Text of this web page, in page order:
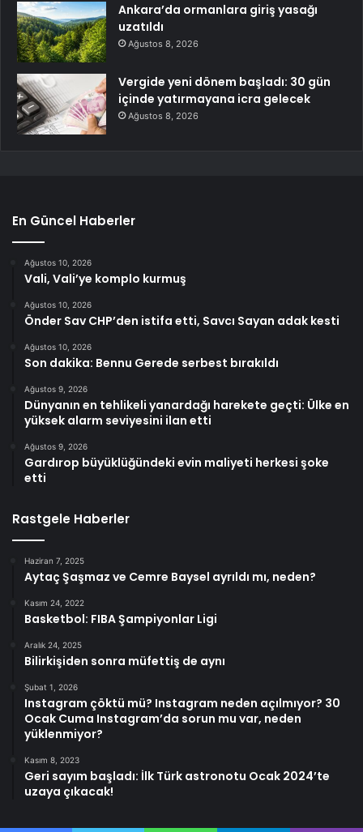
Ankara’da ormanlara giriş yasağı
uzatıldı
Ağustos 8, 2026
Vergide yeni dönem başladı: 30 gün
içinde yatırmayana icra gelecek
Ağustos 8, 2026
En Güncel Haberler
Ağustos 10, 2026
Vali, Vali’ye komplo kurmuş
Ağustos 10, 2026
Önder Sav CHP’den istifa etti, Savcı Sayan adak kesti
Ağustos 10, 2026
Son dakika: Bennu Gerede serbest bırakıldı
Ağustos 9, 2026
Dünyanın en tehlikeli yanardağı harekete geçti: Ülke en
yüksek alarm seviyesini ilan etti
Ağustos 9, 2026
Gardırop büyüklüğündeki evin maliyeti herkesi şoke
etti
Rastgele Haberler
Haziran 7, 2025
Aytaç Şaşmaz ve Cemre Baysel ayrıldı mı, neden?
Kasım 24, 2022
Basketbol: FIBA Şampiyonlar Ligi
Aralık 24, 2025
Bilirkişiden sonra müfettiş de aynı
Şubat 1, 2026
Instagram çöktü mü? Instagram neden açılmıyor? 30
Ocak Cuma Instagram’da sorun mu var, neden
yüklenmiyor?
Kasım 8, 2023
Geri sayım başladı: İlk Türk astronotu Ocak 2024’te
uzaya çıkacak!